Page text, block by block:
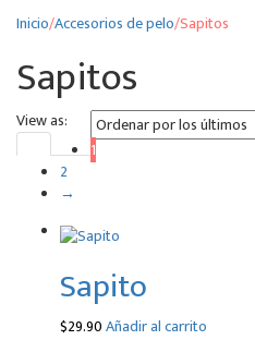
Inicio/Accesorios de pelo/Sapitos
Sapitos
View as:
1
2
→
Sapito
$29.90Añadir al carrito